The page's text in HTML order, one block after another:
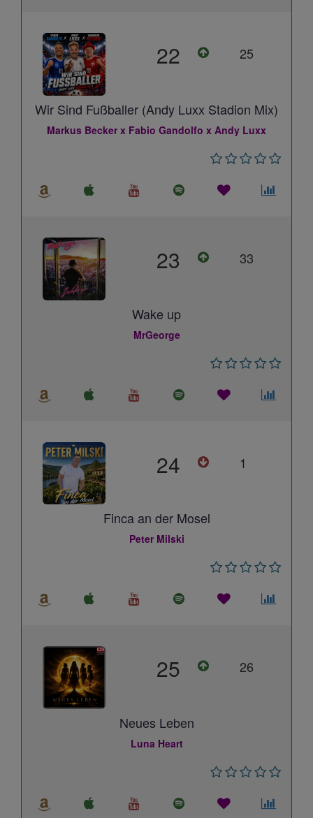
22 25
Wir Sind Fußballer (Andy Luxx Stadion Mix)
Markus Becker x Fabio Gandolfo x Andy Luxx
23 33
Wake up
MrGeorge
24 1
Finca an der Mosel
Peter Milski
25 26
Neues Leben
Luna Heart